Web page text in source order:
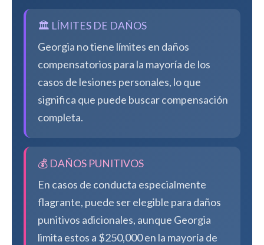
🏛️ LÍMITES DE DAÑOS
Georgia no tiene límites en daños
compensatorios para la mayoría de los
casos de lesiones personales, lo que
significa que puede buscar compensación
completa.
💰 DAÑOS PUNITIVOS
En casos de conducta especialmente
flagrante, puede ser elegible para daños
punitivos adicionales, aunque Georgia
limita estos a $250,000 en la mayoría de